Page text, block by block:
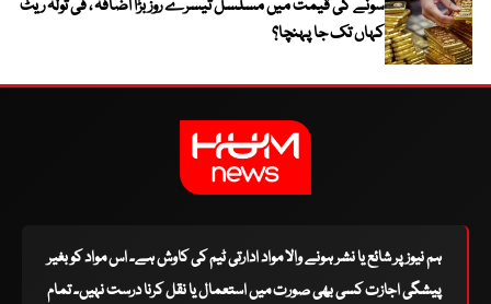
سونے کی قیمت میں مسلسل تیسرے روز بڑا اضافہ ، فی تولہ ریٹ
کہاں تک جا پہنچا؟
ہم نیوز پر شائع یا نشر ہونے والا مواد ادارتی ٹیم کی کاوش ہے۔ اس مواد کو بغیر
پیشگی اجازت کسی بھی صورت میں استعمال یا نقل کرنا درست نہیں۔ تمام